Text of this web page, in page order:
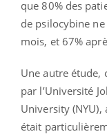
que 80% des
de psilocybine
mois, et 67%
Une autre étude,
par l’Université
University
était